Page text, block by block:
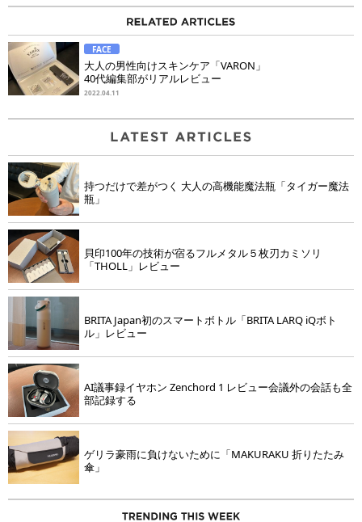
FACE
大人の男性向けスキンケア「VARON」
40代編集部がリアルレビュー
2022.04.11
持つだけで差がつく 大人の高機能魔法瓶「タイガー魔法
瓶」
貝印100年の技術が宿るフルメタル５枚刃カミソリ
「THOLL」レビュー
BRITA Japan初のスマートボトル「BRITA LARQ iQボト
ル」レビュー
AI議事録イヤホン Zenchord 1 レビュー会議外の会話も全
部記録する
ゲリラ豪雨に負けないために「MAKURAKU 折りたたみ
傘」